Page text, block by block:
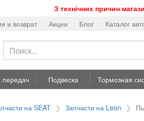
З технічних причин
и возврат Акции Блог Каталог
передач Подвеска Тормозная
на SEAT Запчасти на Leon